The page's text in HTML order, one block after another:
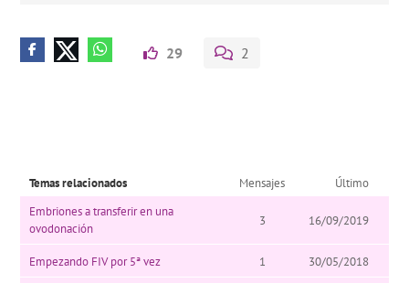
29 2
Temas relacionados Mensajes
Último
Embriones a transferir en una
ovodonación
3 16/09/2019
Empezando FIV por 5ª vez 1
30/05/2018